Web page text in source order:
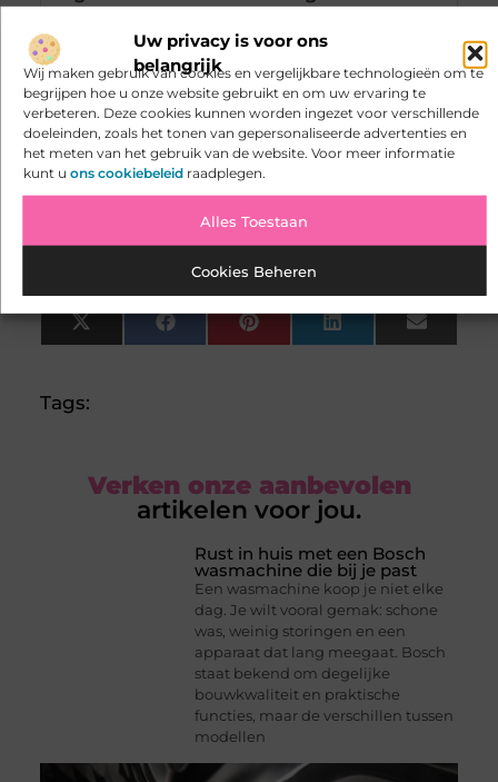
Uw privacy is voor ons
belangrijk
Wij maken gebruik van cookies en vergelijkbare technologieën om te
begrijpen hoe u onze website gebruikt en om uw ervaring te
verbeteren. Deze cookies kunnen worden ingezet voor verschillende
doeleinden, zoals het tonen van gepersonaliseerde advertenties en
het meten van het gebruik van de website. Voor meer informatie
kunt u ons cookiebeleidraadplegen.
Alles Toestaan
Cookies Beheren
Zijn refurbished
elektronicaproducten
betrouwbaar?
Waar kun je veilig tweedehands
producten kopen?
Goed artikel? Deel hem dan op:
X
(Twitter)
FacebookPinterestLinkedInEmail
Tags:
Verken onze aanbevolen
artikelen voor jou.
Rust in huis met een Bosch
wasmachine die bij je past
Een wasmachine koop je niet elke
dag. Je wilt vooral gemak: schone
was, weinig storingen en een
apparaat dat lang meegaat. Bosch
staat bekend om degelijke
bouwkwaliteit en praktische
functies, maar de verschillen tussen
modellen